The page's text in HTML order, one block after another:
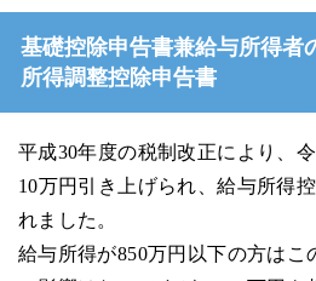
基礎控除申告書兼給与所得者
所得調整控除申告書
平成30年度の税制改正により、
10万円引き上げられ、給与所得
れました。
給与所得が850万円以下の方はこ